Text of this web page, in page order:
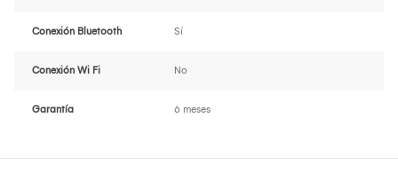
Conexión Bluetooth Sí
Conexión Wi Fi No
Garantía 6 meses